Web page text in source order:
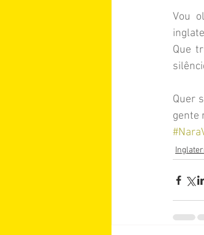
Vou
Que
Quer
gente